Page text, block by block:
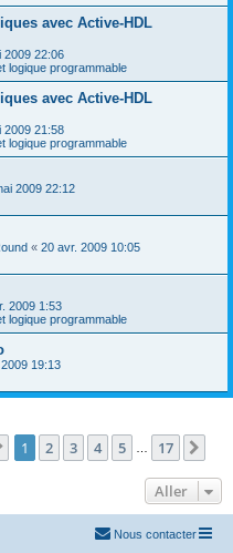
avec Active-HDL
2009 22:06
logique programmable
avec Active-HDL
2009 21:58
logique programmable
2009 22:12
« 20 avr. 2009 10:05
2009 1:53
logique programmable
19:13
Page 1sur17
1 2 3 4 5 17
Aller
Nous contacter